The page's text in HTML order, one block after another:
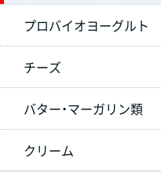
プロバイオヨーグルト
チーズ
バター・マーガリン類
クリーム